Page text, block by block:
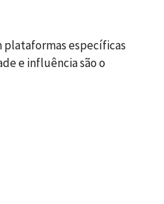
plataformas específicas
e influência são o